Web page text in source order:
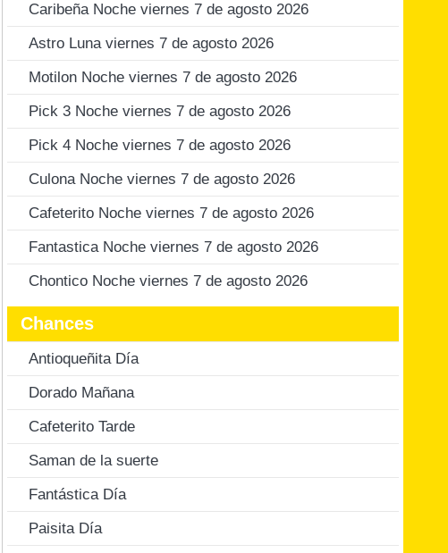
Caribeña Noche viernes 7 de agosto 2026
Astro Luna viernes 7 de agosto 2026
Motilon Noche viernes 7 de agosto 2026
Pick 3 Noche viernes 7 de agosto 2026
Pick 4 Noche viernes 7 de agosto 2026
Culona Noche viernes 7 de agosto 2026
Cafeterito Noche viernes 7 de agosto 2026
Fantastica Noche viernes 7 de agosto 2026
Chontico Noche viernes 7 de agosto 2026
Chances
Antioqueñita Día
Dorado Mañana
Cafeterito Tarde
Saman de la suerte
Fantástica Día
Paisita Día